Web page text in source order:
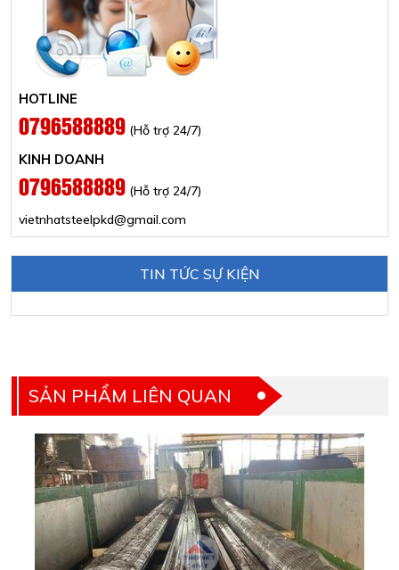
HOTLINE
0796588889 (Hỗ trợ 24/7)
KINH DOANH
0796588889 (Hỗ trợ 24/7)
vietnhatsteelpkd@gmail.com
TIN TỨC SỰ KIỆN
SẢN PHẨM LIÊN QUAN